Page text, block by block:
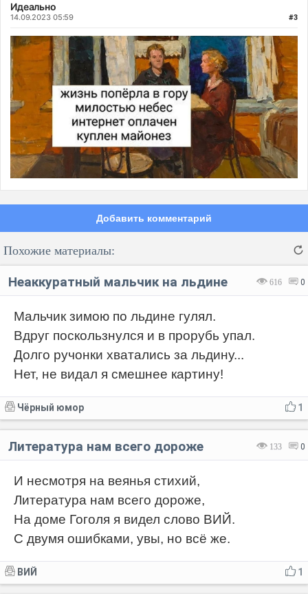
Идеально
14.09.2023 05:59 #3
Добавить комментарий
Код: Отмена
Похожие материалы:
616 0
Неаккуратный мальчик на льдине
Мальчик зимою по льдине гулял.
Вдруг поскользнулся и в прорубь упал.
Долго ручонки хватались за льдину...
Нет, не видал я смешнее картину!
1
Чёрный юмор
133 0
Литература нам всего дороже
И несмотря на веянья стихий,
Литература нам всего дороже,
На доме Гоголя я видел слово ВИЙ.
C двумя ошибками, увы, но всё же.
1
ВИЙ